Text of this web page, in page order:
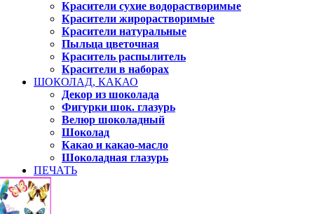
Красители сухие водорастворимые
Красители жирорастворимые
Красители натуральные
Пыльца цветочная
Краситель распылитель
Красители в наборах
ШОКОЛАД, КАКАО
Декор из шоколада
Фигурки шок. глазурь
Велюр шоколадный
Шоколад
Какао и какао-масло
Шоколадная глазурь
ПЕЧАТЬ